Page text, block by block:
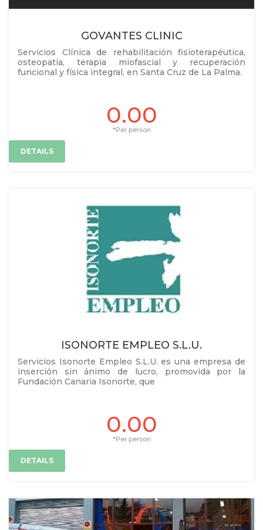
GOVANTES CLINIC
Servicios Clínica de rehabilitación fisioterapéutica,
osteopatía, terapia miofascial y recuperación
funcional y física integral, en Santa Cruz de La Palma.
0.00
*Per person
DETAILS
ISONORTE EMPLEO S.L.U.
Servicios Isonorte Empleo S.L.U. es una empresa de
inserción sin ánimo de lucro, promovida por la
Fundación Canaria Isonorte, que
0.00
*Per person
DETAILS